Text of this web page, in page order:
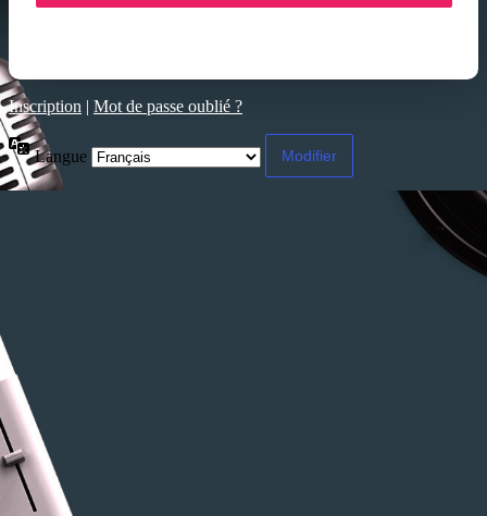
Inscription | Mot de passe oublié ?
Langue